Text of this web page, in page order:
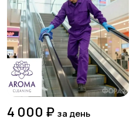
4 000 ₽ за день